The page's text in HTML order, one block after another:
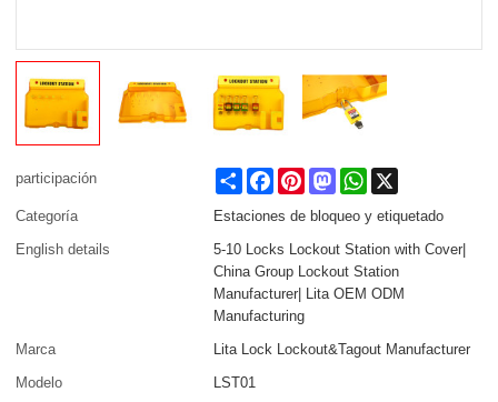
participación Share FacebookPinterestMastodonWhatsApp
Categoría
Estaciones de bloqueo y etiquetado
English details
5-10 Locks Lockout Station with Cover|
China Group Lockout Station
Manufacturer| Lita OEM ODM
Manufacturing
Marca
Lita Lock Lockout&Tagout Manufacturer
Modelo
LST01